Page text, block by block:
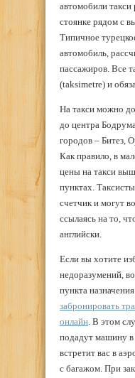
автомобили
стоянке рядом с
Типичное
автомобиль,
пассажиров. Все
(taksimetre) и
На такси можно
до центра
городов – Битез,
Как правило, в
цены на такси
пунктах.
счетчик и могут
ссылаясь на то,
английски.
Если вы хотите
недоразумений,
пункта
забронировать
онлайн. В этом
подадут машину в
встретит вас в
с багажом. При